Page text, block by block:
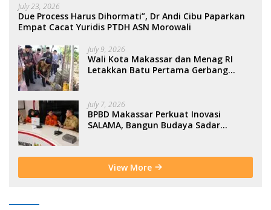
July 23, 2026
Due Process Harus Dihormati”, Dr Andi Cibu Paparkan
Empat Cacat Yuridis PTDH ASN Morowali
July 9, 2026
Wali Kota Makassar dan Menag RI
Letakkan Batu Pertama Gerbang
July 7, 2026
BPBD Makassar Perkuat Inovasi
SALAMA, Bangun Budaya Sadar
View More